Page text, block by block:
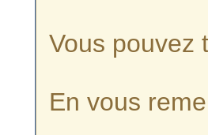
Vous pouvez
En vous